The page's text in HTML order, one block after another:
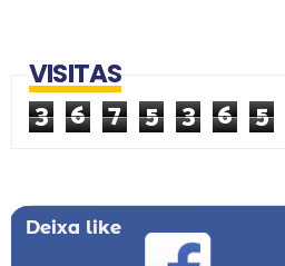
VISITAS
3 6 7 5 3 6 5